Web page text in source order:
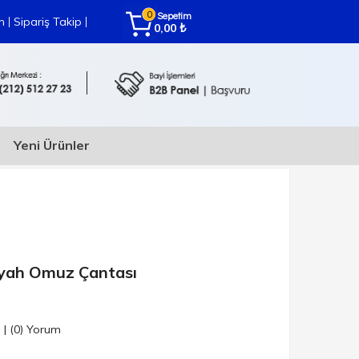
| Sipariş Takip | 0 Sepetim
0,00 ₺
Yeni Ürünler
Omuz Çantası
| (0) Yorum